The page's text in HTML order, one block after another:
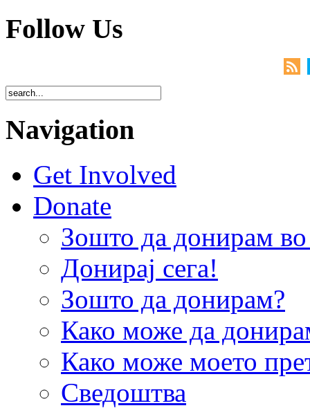
Follow Us
Navigation
Get Involved
Donate
Зошто да донирам
Донирај сега!
Зошто да донирам?
Како може да
Како може моето
Сведоштва